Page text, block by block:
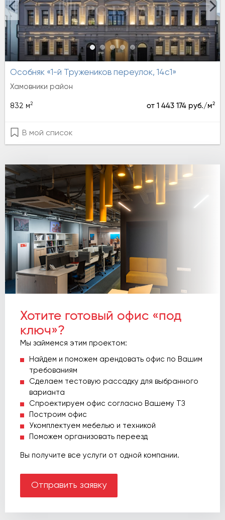
Особняк «1-й Тружеников переулок, 14с1»
Хамовники район
832 м2 от 1 443 174 руб./м2
В мой список
Хотите готовый офис «под
ключ»?
Мы займемся этим проектом:
Найдем и поможем арендовать офис по Вашим
требованиям
Сделаем тестовую рассадку для выбранного
варианта
Спроектируем офис согласно Вашему ТЗ
Построим офис
Укомплектуем мебелью и техникой
Поможем организовать переезд
Вы получите все услуги от одной компании.
Отправить заявку